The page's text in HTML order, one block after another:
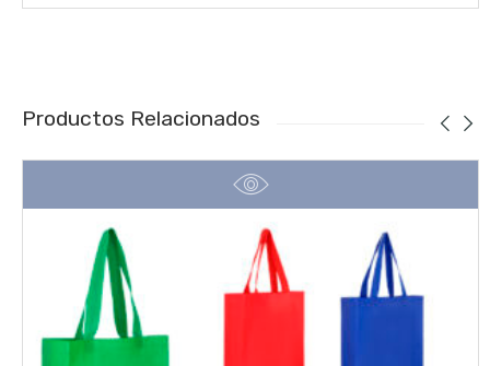
Productos Relacionados